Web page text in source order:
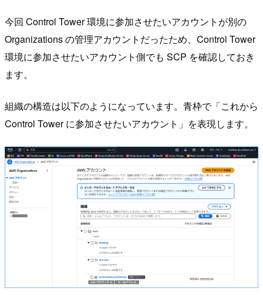
今回 Control Tower 環境に参加させたいアカウントが別の
Organizations の管理アカウントだったため、Control Tower
環境に参加させたいアカウント側でも SCP を確認しておき
ます。
組織の構造は以下のようになっています。青枠で「これから
Control Tower に参加させたいアカウント」を表現します。